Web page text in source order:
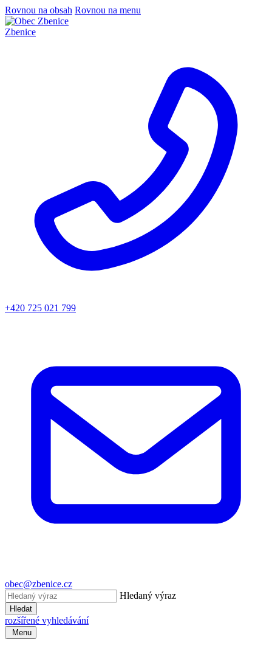
Rovnou na obsah Rovnou na menu
Zbenice
+420 725 021 799
obec@zbenice.cz
Hledaný výraz
Hledat
rozšířené vyhledávání
Menu